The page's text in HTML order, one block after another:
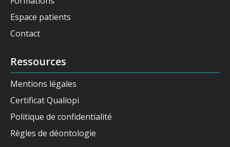
Espace patients
Contact
Ressources
Mentions légales
Certificat Qualiopi
Politique de confidentialité
Règles de déontologie